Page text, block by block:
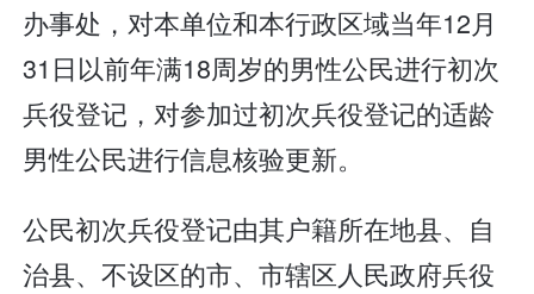
办事处，对本单位和本行政区域当年12月
31日以前年满18周岁的男性公民进行初次
兵役登记，对参加过初次兵役登记的适龄
男性公民进行信息核验更新。
公民初次兵役登记由其户籍所在地县、自
治县、不设区的市、市辖区人民政府兵役